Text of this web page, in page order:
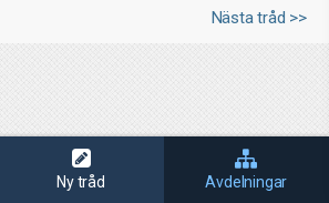
Nästa tråd >>
Ny tråd Avdelningar